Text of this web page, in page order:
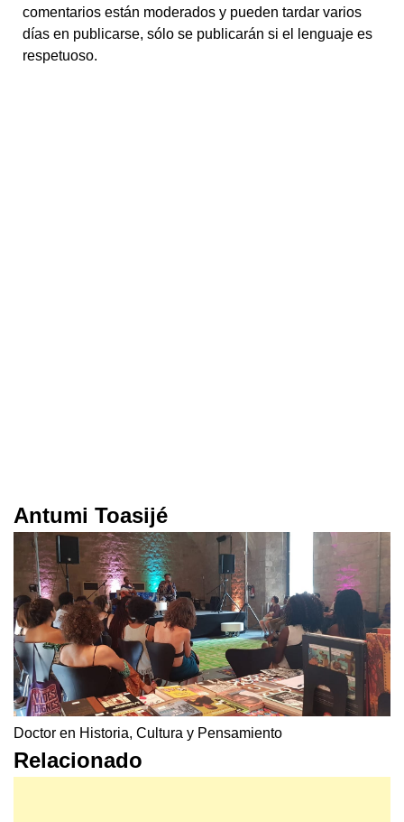
comentarios están moderados y pueden tardar varios
días en publicarse, sólo se publicarán si el lenguaje es
respetuoso.
Antumi Toasijé
Doctor en Historia, Cultura y Pensamiento
Relacionado